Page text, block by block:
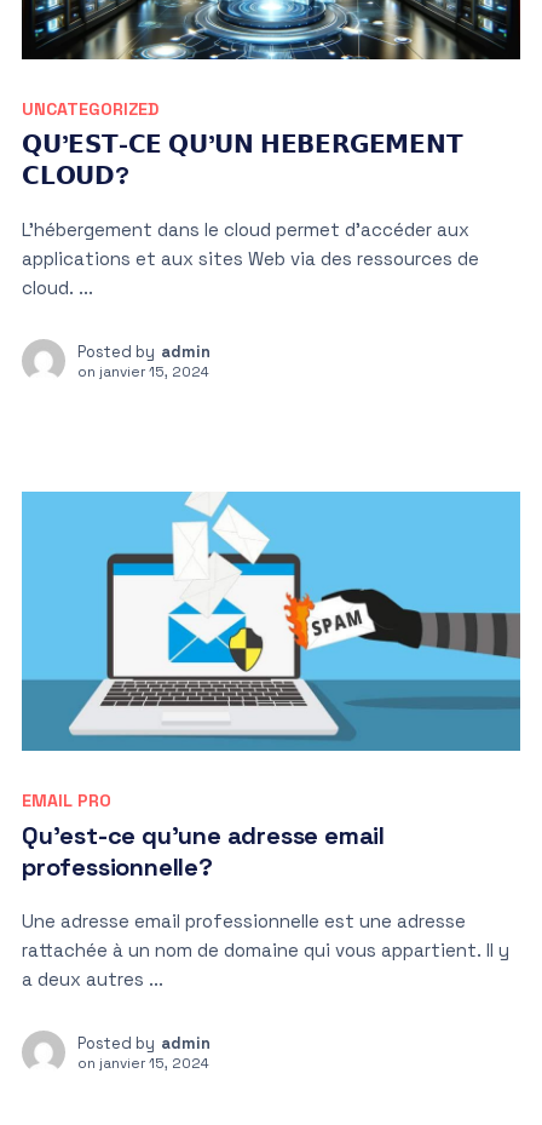
UNCATEGORIZED
𝗤𝗨’𝗘𝗦𝗧-𝗖𝗘 𝗤𝗨’𝗨𝗡 𝗛𝗘𝗕𝗘𝗥𝗚𝗘𝗠𝗘𝗡𝗧
𝗖𝗟𝗢𝗨𝗗?
L’hébergement dans le cloud permet d’accéder aux
applications et aux sites Web via des ressources de
cloud. ...
Posted by admin
on janvier 15, 2024
EMAIL PRO
Qu’est-ce qu’une adresse email
professionnelle?
Une adresse email professionnelle est une adresse
rattachée à un nom de domaine qui vous appartient. Il y
a deux autres ...
Posted by admin
on janvier 15, 2024